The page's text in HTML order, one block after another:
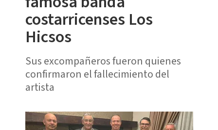
costarricenses Los
Hicsos
Sus excompañeros fueron quienes
confirmaron el fallecimiento del
artista